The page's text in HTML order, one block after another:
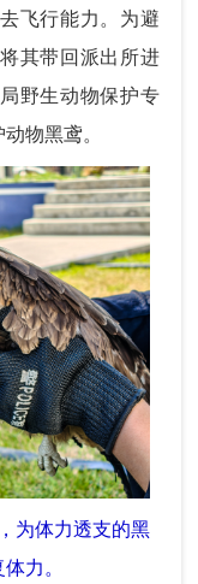
飞行能力。为避
其带回派出所进
野生动物保护专
物黑鸢。
为体力透支的黑
力。